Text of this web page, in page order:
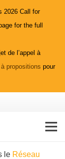
2026 Call for
for the full
de l’appel à
propositions pour
le Réseau